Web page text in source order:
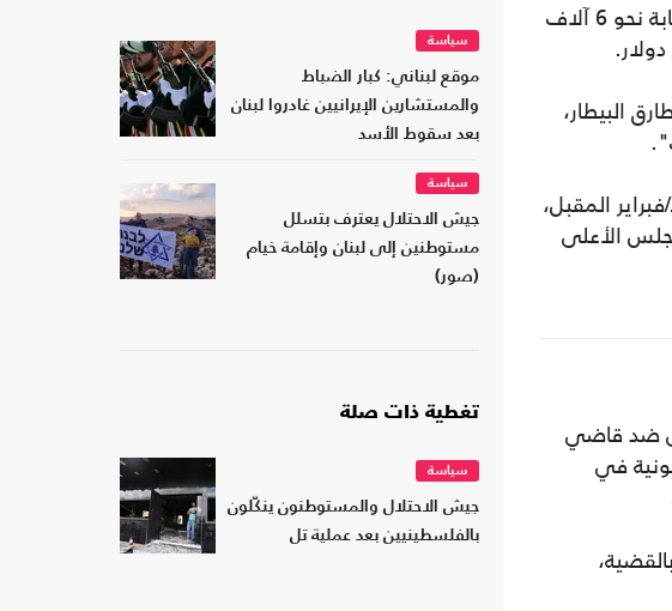
ووقع الانفجار في 4 آب/أغسطس 2020، وأودى بحياة أكثر من 215 شخصا، وتسبب في إصابة نحو 6 آلاف
البيطار،
مذكرات تبليغ لاستدعائهم إلى التحقيق، اعتبارا من 7 شباط/فبراير المقبل،
الأعلى
منذ كانون الأول/ديسمبر 2021، عقب أكثر من 45 دعوى ضد قاضي
في
حيث أخلى سبيل 5 موقوفين بالقضية،
سياسة
موقع لبناني: كبار الضباط
والمستشارين الإيرانيين غادروا لبنان
بعد سقوط الأسد
سياسة
جيش الاحتلال يعترف بتسلل
مستوطنين إلى لبنان وإقامة خيام
(صور)
تغطية ذات صلة
سياسة
جيش الاحتلال والمستوطنون ينكّلون
بالفلسطينيين بعد عملية تل